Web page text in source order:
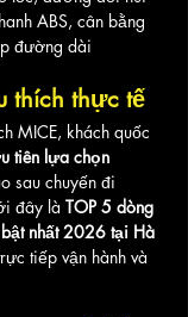
ABS, cân bằng
đường dài
thích thực tế
MICE, khách quốc
tiên lựa chọn
sau chuyến đi
đây là TOP 5 dòng
nhất 2026 tại Hà
tiếp vận hành và